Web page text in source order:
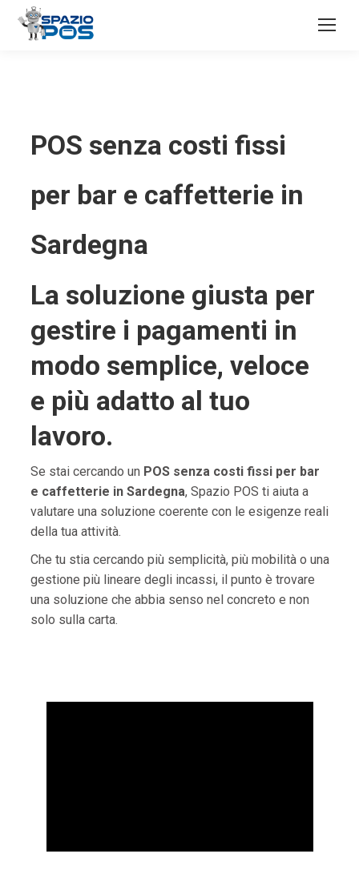
POS senza costi fissi
per bar e caffetterie in
Sardegna
La soluzione giusta per
gestire i pagamenti in
modo semplice, veloce
e più adatto al tuo
lavoro.
Se stai cercando un POS senza costi fissi per bar
e caffetterie in Sardegna, Spazio POS ti aiuta a
valutare una soluzione coerente con le esigenze reali
della tua attività.
Che tu stia cercando più semplicità, più mobilità o una
gestione più lineare degli incassi, il punto è trovare
una soluzione che abbia senso nel concreto e non
solo sulla carta.